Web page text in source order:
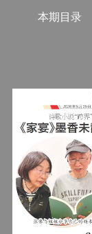
本期目录